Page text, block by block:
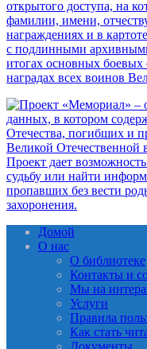
Домой
О нас
О библиотеке
Контакты и
Мы на
Услуги
Правила
Как стать
Документы